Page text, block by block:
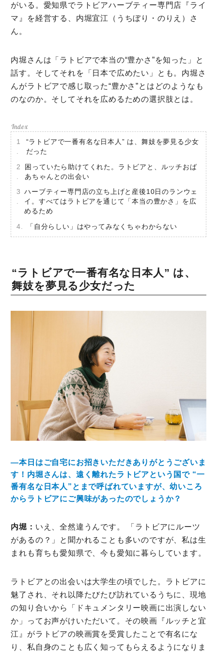
根ほり花ほり10アンケート
プライバシーポリシー
がいる。愛知県でラトビアハーブティー専門店『ライ
マ』を経営する、内堀宜江（うちぼり・のりえ）さ
ん。
内堀さんは「ラトビアで本当の“豊かさ”を知った」と
話す。そしてそれを「日本で広めたい」とも。内堀さ
んがラトビアで感じ取った“豊かさ”とはどのようなも
のなのか。そしてそれを広めるための選択肢とは。
“ラトビアで一番有名な日本人” は、舞妓を夢見る少女
だった
困っていたら助けてくれた。ラトビアと、ルッチおば
あちゃんとの出会い
ハーブティー専門店の立ち上げと産後10日のランウェ
イ。すべてはラトビアを通じて「本当の豊かさ」を広
めるため
「自分らしい」はやってみなくちゃわからない
“ラトビアで一番有名な日本人” は、
舞妓を夢見る少女だった
―本日はご自宅にお招きいただきありがとうございま
す！内堀さんは、遠く離れたラトビアという国で “一
番有名な日本人”とまで呼ばれていますが、幼いころ
からラトビアにご興味があったのでしょうか？
内堀： いえ、全然違うんです。 「ラトビアにルーツ
があるの？」と聞かれることも多いのですが、私は生
まれも育ちも愛知県で、今も愛知に暮らしています。
ラトビアとの出会いは大学生の頃でした。ラトビアに
魅了され、それ以降たびたび訪れているうちに、現地
の知り合いから「ドキュメンタリー映画に出演しない
か」ってお声がけいただいて。その映画『ルッチと宜
江』がラトビアの映画賞を受賞したことで有名にな
り、私自身のことも広く知ってもらえるようになりま